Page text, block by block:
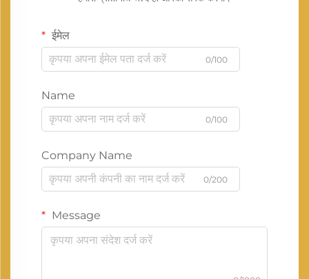
ईमेल
0/100
Name
0/100
Company Name
0/200
Message